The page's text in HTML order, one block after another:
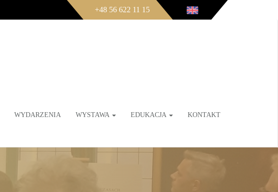
+48 56 622 11 15
WYDARZENIA WYSTAWA EDUKACJA KONTAKT